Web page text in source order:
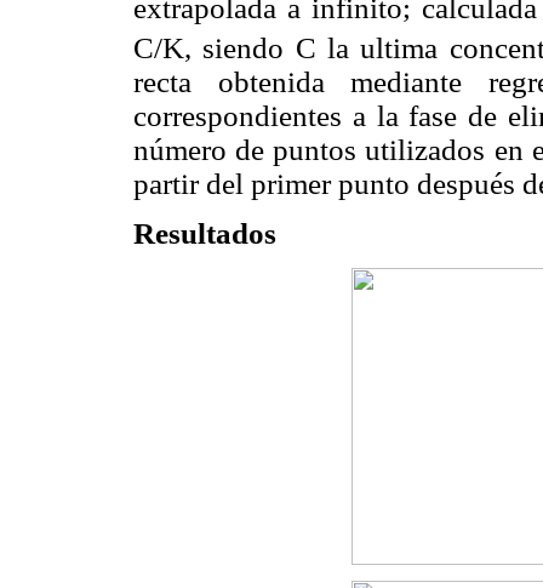
extrapolada a infinito;
C/K, siendo C la ultima
recta obtenida mediante
correspondientes a la fase de
número de puntos utilizados en
partir del primer punto después
Resultados